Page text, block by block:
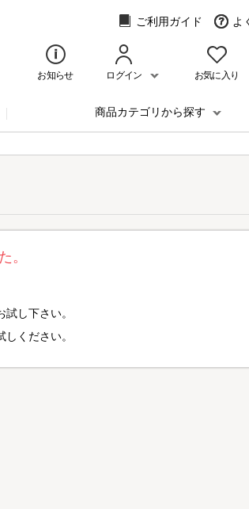
ご利用ガイド よ
お知らせ ログイン お気に入り
商品カテゴリから探す
。
し下さい。
ください。